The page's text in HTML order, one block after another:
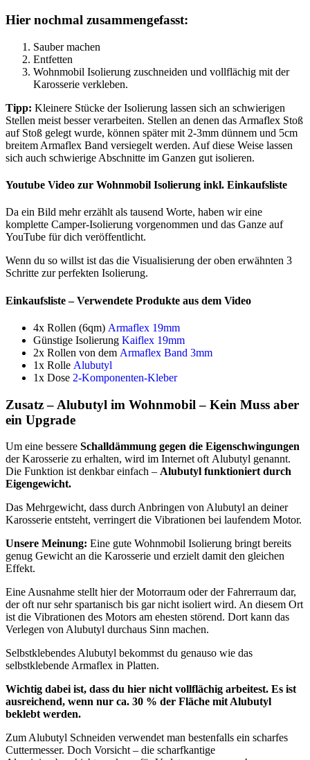
Hier nochmal zusammengefasst:
Sauber machen
Entfetten
Wohnmobil Isolierung zuschneiden und vollflächig mit der
Karosserie verkleben.
Tipp: Kleinere Stücke der Isolierung lassen sich an schwierigen
Stellen meist besser verarbeiten. Stellen an denen das Armaflex Stoß
auf Stoß gelegt wurde, können später mit 2-3mm dünnem und 5cm
breitem Armaflex Band versiegelt werden. Auf diese Weise lassen
sich auch schwierige Abschnitte im Ganzen gut isolieren.
Youtube Video zur Wohnmobil Isolierung inkl. Einkaufsliste
Da ein Bild mehr erzählt als tausend Worte, haben wir eine
komplette Camper-Isolierung vorgenommen und das Ganze auf
YouTube für dich veröffentlicht.
Wenn du so willst ist das die Visualisierung der oben erwähnten 3
Schritte zur perfekten Isolierung.
Einkaufsliste – Verwendete Produkte aus dem Video
4x Rollen (6qm) Armaflex 19mm
Günstige Isolierung Kaiflex 19mm
2x Rollen von dem Armaflex Band 3mm
1x Rolle Alubutyl
1x Dose 2-Komponenten-Kleber
Zusatz – Alubutyl im Wohnmobil – Kein Muss aber
ein Upgrade
Um eine bessere Schalldämmung gegen die Eigenschwingungen
der Karosserie zu erhalten, wird im Internet oft Alubutyl genannt.
Die Funktion ist denkbar einfach – Alubutyl funktioniert durch
Eigengewicht.
Das Mehrgewicht, dass durch Anbringen von Alubutyl an deiner
Karosserie entsteht, verringert die Vibrationen bei laufendem Motor.
Unsere Meinung: Eine gute Wohnmobil Isolierung bringt bereits
genug Gewicht an die Karosserie und erzielt damit den gleichen
Effekt.
Eine Ausnahme stellt hier der Motorraum oder der Fahrerraum dar,
der oft nur sehr spartanisch bis gar nicht isoliert wird. An diesem Ort
ist die Vibrationen des Motors am ehesten störend. Dort kann das
Verlegen von Alubutyl durchaus Sinn machen.
Selbstklebendes Alubutyl bekommst du genauso wie das
selbstklebende Armaflex in Platten.
Wichtig dabei ist, dass du hier nicht vollflächig arbeitest. Es ist
ausreichend, wenn nur ca. 30 % der Fläche mit Alubutyl
beklebt werden.
Zum Alubutyl Schneiden verwendet man bestenfalls ein scharfes
Cuttermesser. Doch Vorsicht – die scharfkantige